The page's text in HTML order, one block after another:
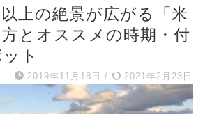
以上の絶景が広がる「米
とオススメの時期・付
ト
2019年11月18日 / 2021年2月23日